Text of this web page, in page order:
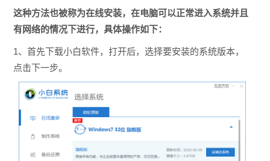
这种方法也被称为在线安装，在电脑可以正常进入系统并且
有网络的情况下进行，具体操作如下：
1、首先下载小白软件，打开后，选择要安装的系统版本，
点击下一步。